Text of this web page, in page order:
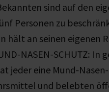
sind auf den
Personen zu
hält an seinen eigenen
NASEN-SCHUTZ:
jeder eine Mund-
und belebten